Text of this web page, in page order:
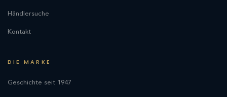
Händlersuche
Kontakt
DIE MARKE
Geschichte seit 1947